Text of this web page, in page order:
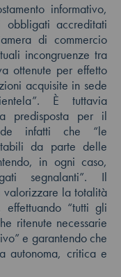
informativo,
accreditati
di commercio
incongruenze tra
ottenute per effetto
acquisite in sede
È tuttavia
predisposta per il
infatti che “le
da parte delle
in ogni caso,
segnalanti”. Il
valorizzare la totalità
effettuando “tutti gli
ritenute necessarie
e garantendo che
autonoma, critica e